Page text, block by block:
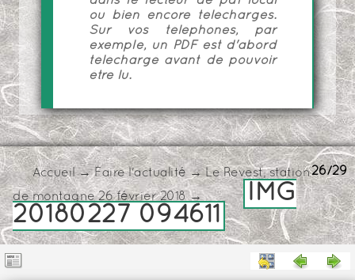
ou bien encore téléchargés.
Sur vos téléphones, par
exemple, un PDF est d'abord
téléchargé avant de pouvoir
être lu.
26/29
Accueil→Faire l'actualité →Le Revest, station
de montagne 26 février 2018→
IMG
20180227 094611